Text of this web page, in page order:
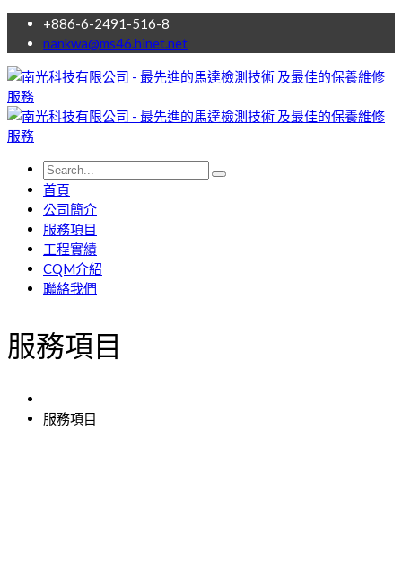
+886-6-2491-516-8
nankwa@ms46.hinet.net
首頁
公司簡介
服務項目
工程實績
CQM介紹
聯絡我們
服務項目
服務項目